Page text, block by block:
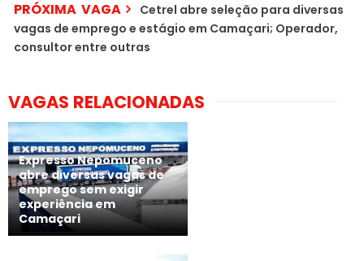
PRÓXIMA VAGA
Cetrel abre seleção para diversas
vagas de emprego e estágio em Camaçari; Operador,
consultor entre outras
VAGAS RELACIONADAS
Expresso Nepomuceno
abre diversas vagas de
emprego sem exigir
experiência em
Camaçari